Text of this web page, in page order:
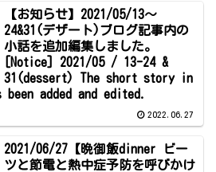
【お知らせ】2021/05/13～
24&31(デザート)ブログ記事内の
小話を追加編集しました。
[Notice] 2021/05 / 13-24 &
31(dessert) The short story in
added and edited.
2022.06.27
2021/06/27【晩御飯dinner ビー
ツと節電と熱中症予防を呼びかけ